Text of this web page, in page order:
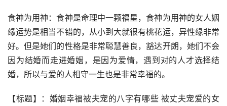
食神为用神：食神是命理中一颗福星，食神为用神的女人姻
缘运势是相当不错的，从小到大就很有桃花运，异性缘非常
好。但是她们的性格是非常聪慧善良，豁达开朗，她们不会
因为结婚而走进婚姻，是因为爱情，遇到对的人才选择结
婚，所以与爱的人相守一生也是非常幸福的。
【标题】：婚姻幸福被夫宠的八字有哪些 被丈夫宠爱的女